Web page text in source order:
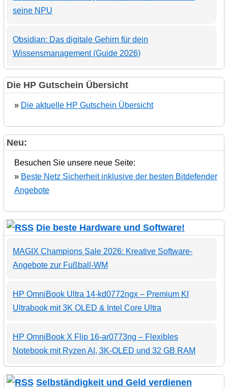
seine NPU
Obsidian: Das digitale Gehirn für dein
Wissensmanagement (Guide 2026)
Die HP Gutschein Übersicht
» Die aktuelle HP Gutschein Übersicht
Neu:
Besuchen Sie unsere neue Seite:
» Beste Netz Sicherheit inklusive der besten Bitdefender
Angebote
Die beste Hardware und Software!
MAGIX Champions Sale 2026: Kreative Software-
Angebote zur Fußball-WM
HP OmniBook Ultra 14-kd0772ngx – Premium KI
Ultrabook mit 3K OLED & Intel Core Ultra
HP OmniBook X Flip 16-ar0773ng – Flexibles
Notebook mit Ryzen AI, 3K-OLED und 32 GB RAM
Selbständigkeit und Geld verdienen